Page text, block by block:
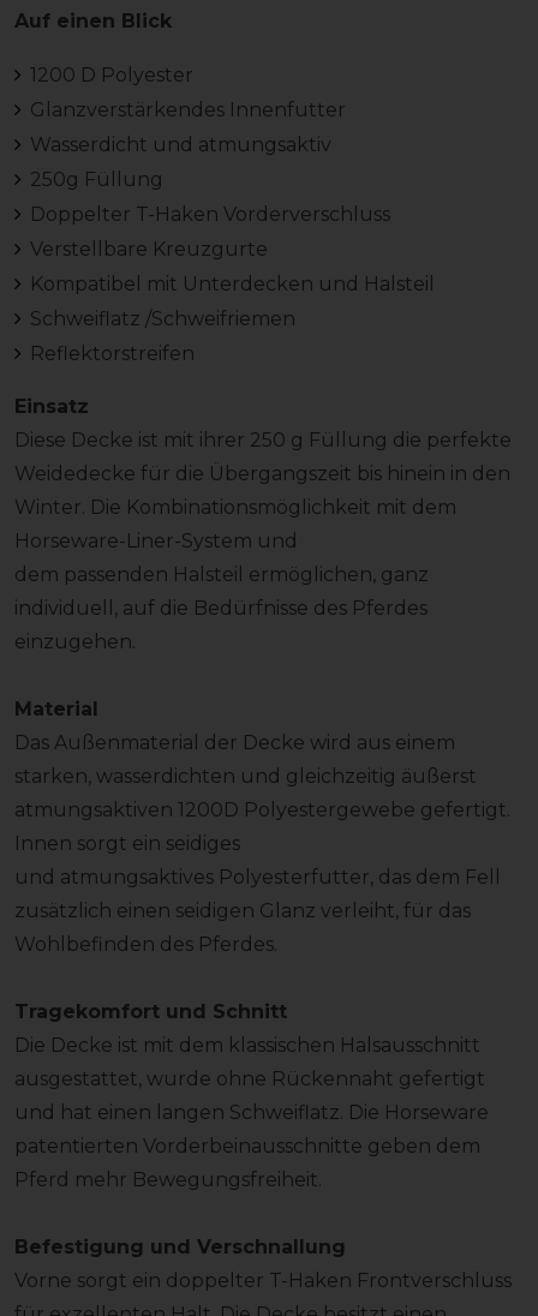
Auf einen Blick
1200 D Polyester
Glanzverstärkendes Innenfutter
Wasserdicht und atmungsaktiv
250g Füllung
Doppelter T-Haken Vorderverschluss
Verstellbare Kreuzgurte
Kompatibel mit Unterdecken und Halsteil
Schweiflatz /Schweifriemen
Reflektorstreifen
Einsatz
Diese Decke ist mit ihrer 250 g Füllung die perfekte
Weidedecke für die Übergangszeit bis hinein in den
Winter. Die Kombinationsmöglichkeit mit dem
Horseware-Liner-System und
dem passenden Halsteil ermöglichen, ganz
individuell, auf die Bedürfnisse des Pferdes
einzugehen.
Material
Das Außenmaterial der Decke wird aus einem
starken, wasserdichten und gleichzeitig äußerst
atmungsaktiven 1200D Polyestergewebe gefertigt.
Innen sorgt ein seidiges
und atmungsaktives Polyesterfutter, das dem Fell
zusätzlich einen seidigen Glanz verleiht, für das
Wohlbefinden des Pferdes.
Tragekomfort und Schnitt
Die Decke ist mit dem klassischen Halsausschnitt
ausgestattet, wurde ohne Rückennaht gefertigt
und hat einen langen Schweiflatz. Die Horseware
patentierten Vorderbeinausschnitte geben dem
Pferd mehr Bewegungsfreiheit.
Befestigung und Verschnallung
Vorne sorgt ein doppelter T-Haken Frontverschluss